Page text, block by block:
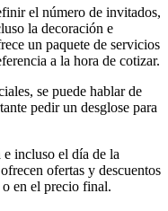
el número de invitados,
la decoración e
un paquete de servicios
a la hora de cotizar.
se puede hablar de
pedir un desglose para
incluso el día de la
ofertas y descuentos
o en el precio final.